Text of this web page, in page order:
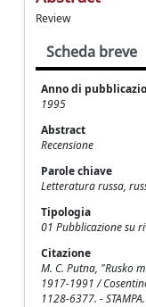
Review
Scheda breve
Anno di
1995
Abstract
Recensione
Parole chiave
Letteratura russa,
Tipologia
01 Pubblicazione su
Citazione
M. C. Putna, "Rusko
1917-1991 /
1128-6377. -